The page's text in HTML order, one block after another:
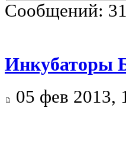
Сообщений:
Инкубаторы
05 фев 2013,